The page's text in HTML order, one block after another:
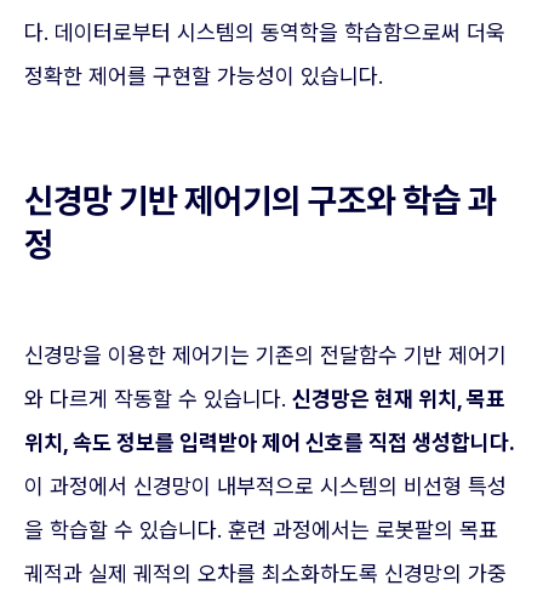
다. 데이터로부터 시스템의 동역학을 학습함으로써 더욱
정확한 제어를 구현할 가능성이 있습니다.
신경망 기반 제어기의 구조와 학습 과
정
신경망을 이용한 제어기는 기존의 전달함수 기반 제어기
와 다르게 작동할 수 있습니다. 신경망은 현재 위치, 목표
위치, 속도 정보를 입력받아 제어 신호를 직접 생성합니다.
이 과정에서 신경망이 내부적으로 시스템의 비선형 특성
을 학습할 수 있습니다. 훈련 과정에서는 로봇팔의 목표
궤적과 실제 궤적의 오차를 최소화하도록 신경망의 가중